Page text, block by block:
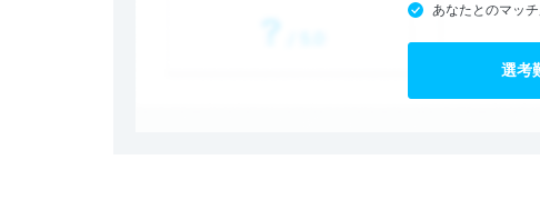
あなたとのマッ
選考